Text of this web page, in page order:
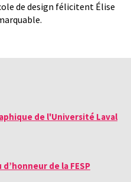
de design félicitent Élise
de l'Université Laval
de la FESP